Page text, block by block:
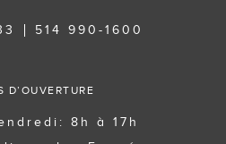
514 990-1600
D’OUVERTURE
8h à 17h